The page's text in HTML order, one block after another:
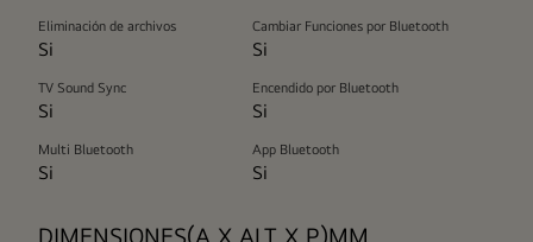
Eliminación de archivos
Si
Cambiar Funciones por Bluetooth
Si
TV Sound Sync
Si
Encendido por Bluetooth
Si
Multi Bluetooth
Si
App Bluetooth
Si
DIMENSIONES(A X ALT X P)MM